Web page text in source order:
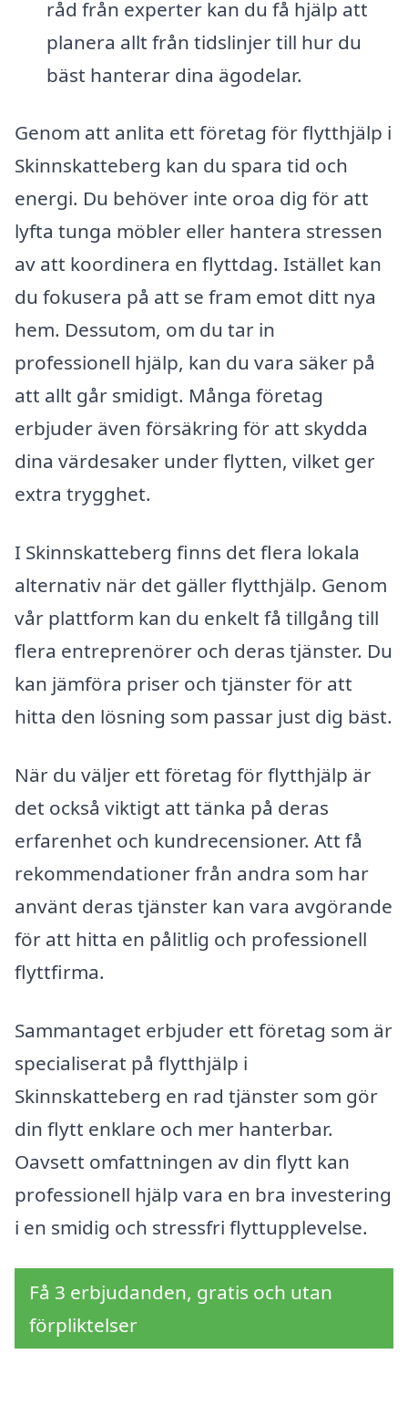
råd från experter kan du få hjälp att
planera allt från tidslinjer till hur du
bäst hanterar dina ägodelar.
Genom att anlita ett företag för flytthjälp i
Skinnskatteberg kan du spara tid och
energi. Du behöver inte oroa dig för att
lyfta tunga möbler eller hantera stressen
av att koordinera en flyttdag. Istället kan
du fokusera på att se fram emot ditt nya
hem. Dessutom, om du tar in
professionell hjälp, kan du vara säker på
att allt går smidigt. Många företag
erbjuder även försäkring för att skydda
dina värdesaker under flytten, vilket ger
extra trygghet.
I Skinnskatteberg finns det flera lokala
alternativ när det gäller flytthjälp. Genom
vår plattform kan du enkelt få tillgång till
flera entreprenörer och deras tjänster. Du
kan jämföra priser och tjänster för att
hitta den lösning som passar just dig bäst.
När du väljer ett företag för flytthjälp är
det också viktigt att tänka på deras
erfarenhet och kundrecensioner. Att få
rekommendationer från andra som har
använt deras tjänster kan vara avgörande
för att hitta en pålitlig och professionell
flyttfirma.
Sammantaget erbjuder ett företag som är
specialiserat på flytthjälp i
Skinnskatteberg en rad tjänster som gör
din flytt enklare och mer hanterbar.
Oavsett omfattningen av din flytt kan
professionell hjälp vara en bra investering
i en smidig och stressfri flyttupplevelse.
Få 3 erbjudanden, gratis och utan
förpliktelser